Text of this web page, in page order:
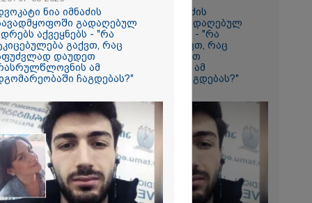
და
თვე
ფასები
-
ბენზინი
ყველაზე
ადვოკატი ნია იმნაძის
საავადმყოფოში გადაღებულ
კადრებს აქვეყნებს - "რა
მტკიცებულება გაქვთ, რაც
საფუძვლად დაუდეთ
არასრულწლოვნის ამ
მდგომარეობაში ჩაგდებას?"
ნია იმნაძის
გადაღებულ
აქვეყნებს - "რა
გაქვთ, რაც
დაუდეთ
ამ
ჩაგდებას?"